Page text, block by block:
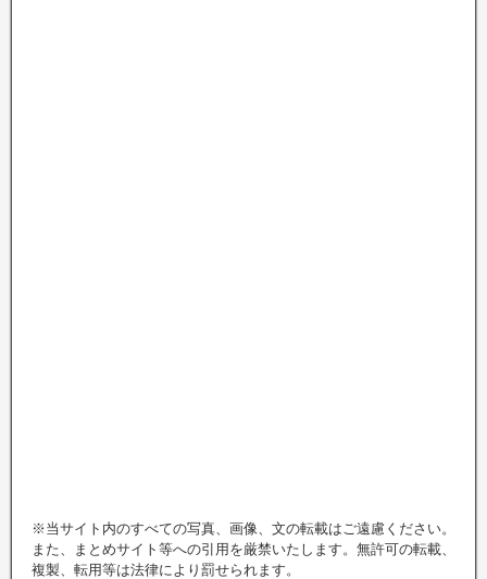
※当サイト内のすべての写真、画像、文の転載はご遠慮ください。
また、まとめサイト等への引用を厳禁いたします。無許可の転載、
複製、転用等は法律により罰せられます。